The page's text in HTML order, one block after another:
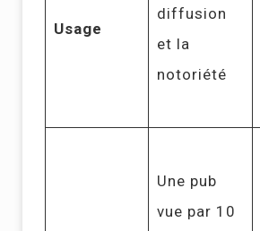
Usage
diffusion
et la
notoriété
Une pub
vue par 10